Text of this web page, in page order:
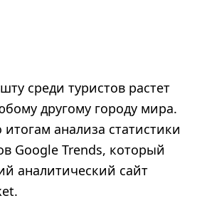
среди туристов растет
другому городу мира.
анализа статистики
Google Trends, который
аналитический сайт